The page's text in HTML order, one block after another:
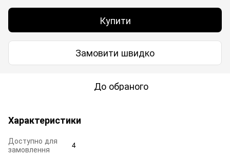
Купити
Замовити швидко
До обраного
Характеристики
Доступно для
замовлення
4